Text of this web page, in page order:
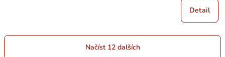
Detail
Načíst 12 dalších